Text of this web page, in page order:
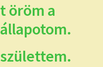
öröm a